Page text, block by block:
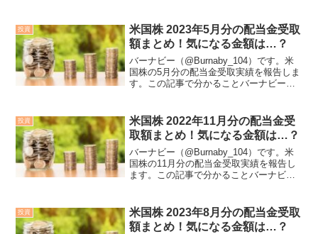
い増し）で資産形成を目指しています。
投資対象は高配...
投資
米国株 2023年5月分の配当金受取
額まとめ！気になる金額は…？
バーナビー（@Burnaby_104）です。米
国株の5月分の配当金受取実績を報告しま
す。この記事で分かることバーナビーの
り実績と見込み年利米国株歴について僕
は2020年...
投資
米国株 2022年11月分の配当金受
取額まとめ！気になる金額は…？
バーナビー（@Burnaby_104）です。米
国株の11月分の配当金受取実績を報告し
ます。この記事で分かることバーナビー
回り実績と見込み年利米国株歴について
僕は2020...
投資
米国株 2023年8月分の配当金受取
額まとめ！気になる金額は…？